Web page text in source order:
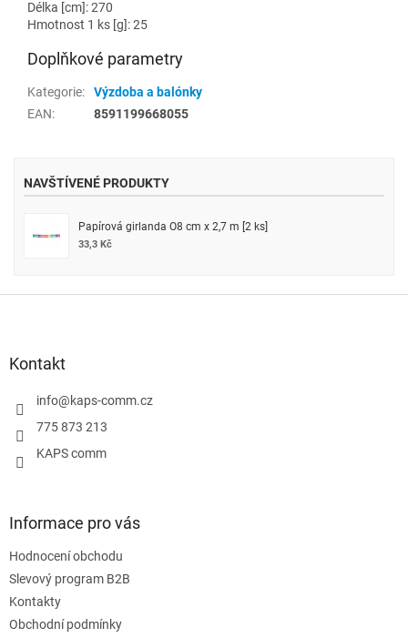
Délka [cm]: 270
Hmotnost 1 ks [g]: 25
Doplňkové parametry
Kategorie:
Výzdoba a balónky
EAN: 8591199668055
NAVŠTÍVENÉ PRODUKTY
Papírová girlanda O8 cm x 2,7 m [2 ks]
33,3 Kč
Kontakt
info@kaps-comm.cz
775 873 213
KAPS comm
Informace pro vás
Hodnocení obchodu
Slevový program B2B
Kontakty
Obchodní podmínky